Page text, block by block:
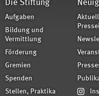
Die Stiftung
Aufgaben
Bildung und
Vermittlung
Förderung
Gremien
Spenden
Stellen, Praktika